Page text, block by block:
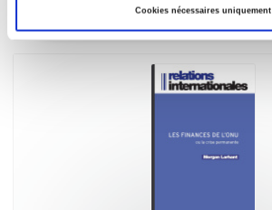
Cookies nécessaires uniquement